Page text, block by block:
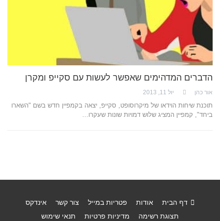
הדברים המדהימים שאפשר לעשות עם סקייפ ומקרן
אור כהן יול 11, 2013
תוכנת שיחות הוידאו של מיקרוסופט, סקייפ, יצאה בקמפיין חדש בשם "השארו
ביחד", קמפיין המציג שלוש דמויות שונות שעקרו…
דף הבית אודות פטריות במייל צור קשר
אינדקס
תצוגת רשימה
מדיניות פרטיות
תנאי שימוש